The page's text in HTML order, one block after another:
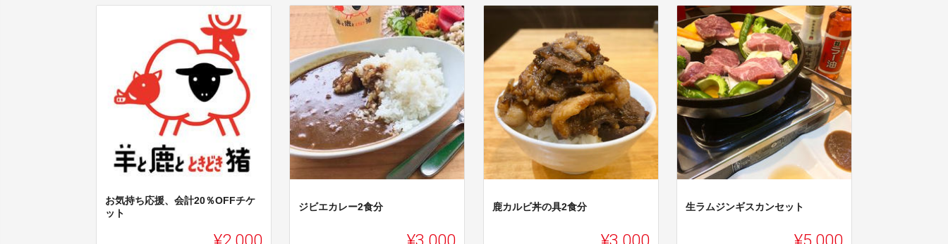
お気持ち応援、会計20％OFFチケ
ット
ジビエカレー2食分 鹿カルビ丼の具2食分 生ラムジンギスカンセット